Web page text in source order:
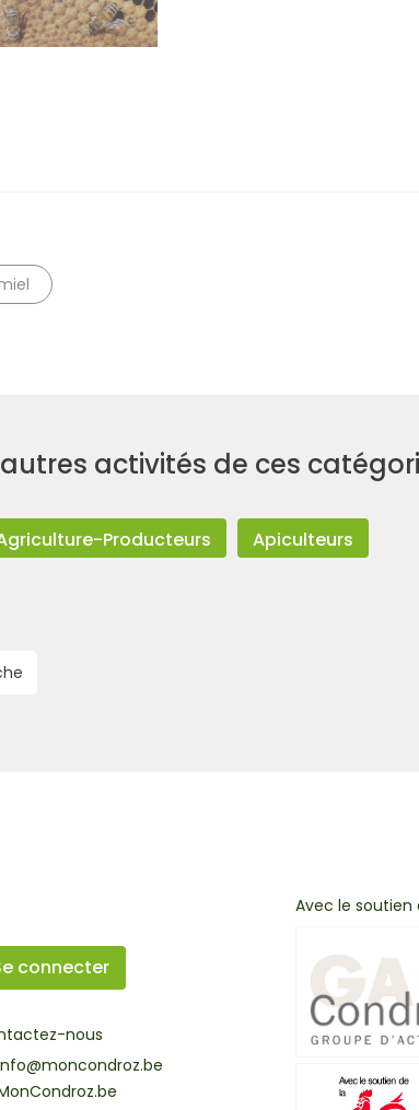
activités de ces
Producteurs Apiculteurs
connecter
nous
Avec le soutien